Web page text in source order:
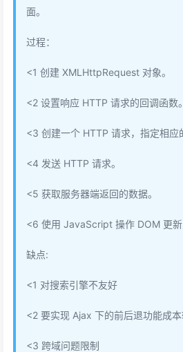
面。
过程：
<1 创建 XMLHttpRequest 对象。
<2 设置响应 HTTP 请求的回调函数。
<3 创建一个 HTTP 请求，指定相应
<4 发送 HTTP 请求。
<5 获取服务器端返回的数据。
<6 使用 JavaScript 操作 DOM 更新
缺点:
<1 对搜索引擎不友好
<2 要实现 Ajax 下的前后退功能成
<3 跨域问题限制